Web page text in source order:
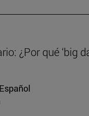
¿Por qué ‘big